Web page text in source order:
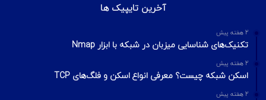
آخرین تایپیک ها
2 هفته پیش
تکنیک‌های شناسایی میزبان در شبکه با ابزار Nmap
2 هفته پیش
اسکن شبکه چیست؟ معرفی انواع اسکن و فلگ‌های TCP
2 هفته پیش